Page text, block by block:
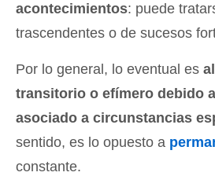
acontecimientos: puede
trascendentes o de sucesos
Por lo general, lo eventual es
transitorio o efímero debido
asociado a circunstancias
sentido, es lo opuesto a
constante.